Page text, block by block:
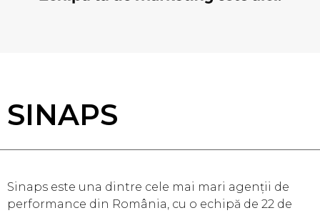
SINAPS
Sinaps este una dintre cele mai mari agenții de
performance din România, cu o echipă de 22 de